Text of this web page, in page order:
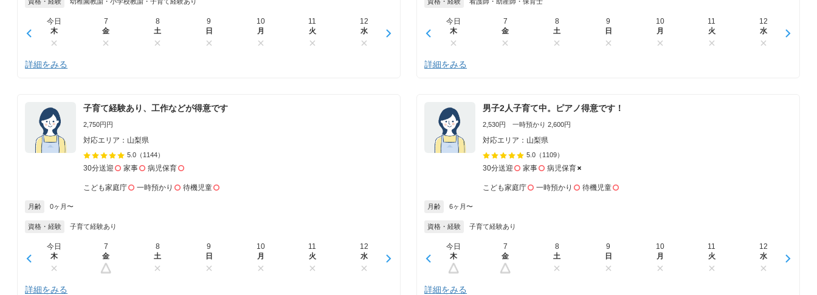
今日
木
7
金
8
土
9
日
10
月
11
火
12
水
詳細をみる
今日
木
7
金
8
土
9
日
10
月
11
火
12
水
詳細をみる
子育て経験あり、工作などが得意です
2,750円円
対応エリア：山梨県
5.0 （1144）
30分送迎 家事 病児保育
こども家庭庁 一時預かり 待機児童
月齢 0ヶ月〜
資格・経験 子育て経験あり
今日
木
7
金
8
土
9
日
10
月
11
火
12
水
詳細をみる
男子2人子育て中。ピアノ得意です！
2,530円 一時預かり 2,600円
対応エリア：山梨県
5.0 （1109）
30分送迎 家事 病児保育
こども家庭庁 一時預かり 待機児童
月齢 6ヶ月〜
資格・経験 子育て経験あり
今日
木
7
金
8
土
9
日
10
月
11
火
12
水
詳細をみる